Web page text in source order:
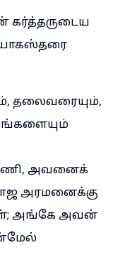
கர்த்தருடைய
தலைவரையும்,
அவனைக்
அரமனைக்கு
அங்கே அவன்